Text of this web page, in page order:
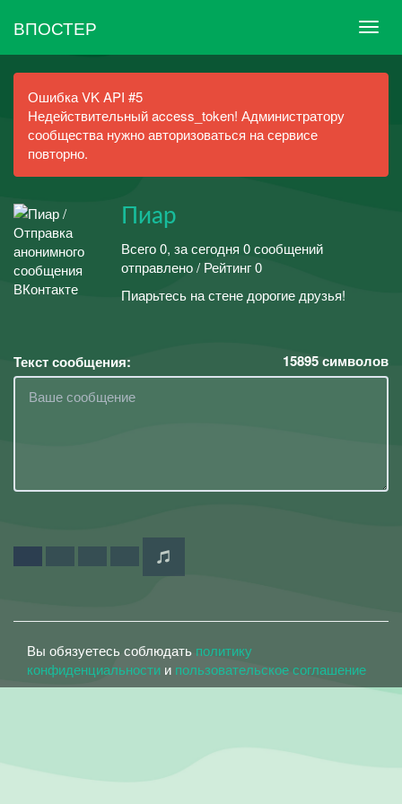
ВПОСТЕР
Ошибка VK API #5
Недействительный access_token! Администратору
сообщества нужно авторизоваться на сервисе
повторно.
Пиар
Всего 0, за сегодня 0 сообщений
отправлено / Рейтинг 0
Пиарьтесь на стене дорогие друзья!
Текст сообщения: 15895символов
Вы обязуетесь соблюдать политику
конфиденциальности и пользовательское соглашение